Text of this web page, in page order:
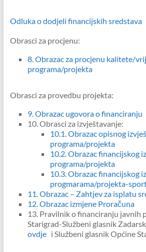
Odluka o dodjeli financijskih sredstava
Obrasci za procjenu:
8. Obrazac za procjenu kalitete/
programa/projekta
Obrasci za provedbu projekta:
9.Obrazac ugovora o financiranju
10. Obrasci za izvještavanje:
10.1. Obrazac opisnog
programa/projekta
10.2. Obrazac financijskog
programa/projekta
10.3. Obrazac financijskog
progmarama/projekta-
11. Obrazac – Zahtjev za isplatu
12. Obrazac izmjene Proračuna
13. Pravilnik o financiranju javnih
Starigrad-Službeni glasnik
ovdje i Službeni glasnik Općine